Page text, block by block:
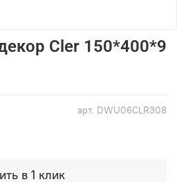
арт. DWU06CLR308
Cler 150*400*9
в 1 клик